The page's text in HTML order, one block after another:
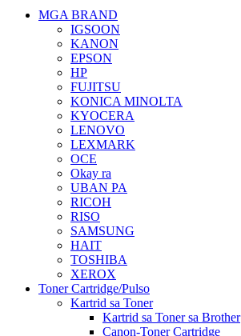
MGA BRAND
IGSOON
KANON
EPSON
HP
FUJITSU
KONICA MINOLTA
KYOCERA
LENOVO
LEXMARK
OCE
Okay ra
UBAN PA
RICOH
RISO
SAMSUNG
HAIT
TOSHIBA
XEROX
Toner Cartridge/Pulso
Kartrid sa Toner
Kartrid sa Toner sa Brother
Canon-Toner Cartridge